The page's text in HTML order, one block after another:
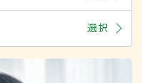
選択